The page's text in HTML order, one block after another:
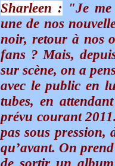
Sharleen : "Je
une de nos
noir, retour à nos
fans ? Mais,
sur scène, on a
avec le public en
tubes, en
prévu courant
pas sous
qu’avant. On